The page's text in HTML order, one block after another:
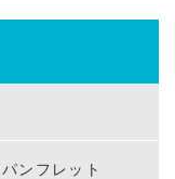
ンフレット